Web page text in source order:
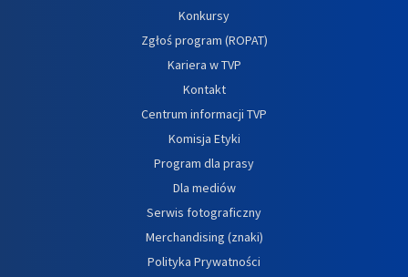
Konkursy
Zgłoś program (ROPAT)
Kariera w TVP
Kontakt
Centrum informacji TVP
Komisja Etyki
Program dla prasy
Dla mediów
Serwis fotograficzny
Merchandising (znaki)
Polityka Prywatności